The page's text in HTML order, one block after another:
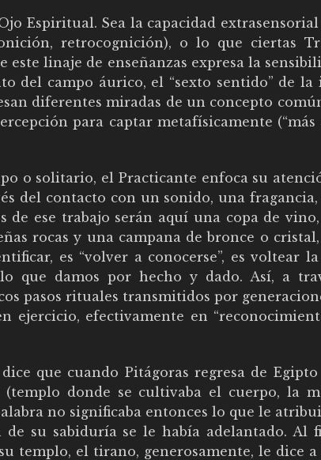
Espiritual. Sea la capacidad
retrocognición), o lo que ciertas
este linaje de enseñanzas expresa la
del campo áurico, el “sexto sentido” de la
diferentes miradas de un concepto
para captar metafísicamente
o solitario, el Practicante enfoca su
del contacto con un sonido, una fragancia,
ese trabajo serán aquí una copa de
rocas y una campana de bronce o
es “volver a conocerse”, es voltear
que damos por hecho y dado. Así, a
pasos rituales transmitidos por
ejercicio, efectivamente en
que cuando Pitágoras regresa de Egipto
(templo donde se cultivaba el cuerpo, la
no significaba entonces lo que le
su sabiduría se le había adelantado. Al
templo, el tirano, generosamente, le dice a